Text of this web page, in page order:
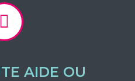
AIDE OU